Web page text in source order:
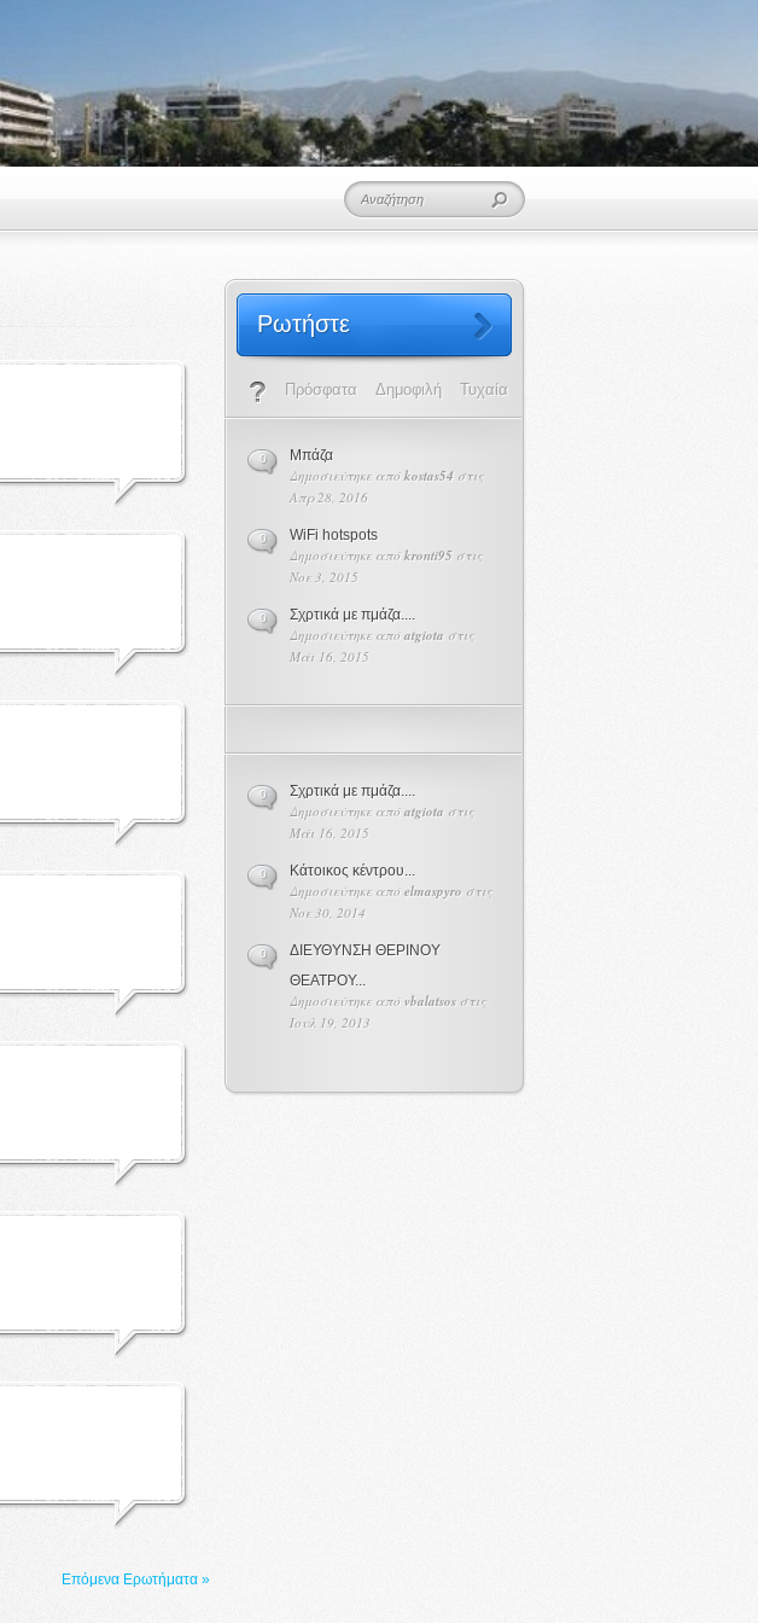
Επόμενα Ερωτήματα »
Ρωτήστε
Πρόσφατα Δημοφιλή Τυχαία
Μπάζα
Δημοσιεύτηκε από kostas54 στις
Απρ 28, 2016
0
WiFi hotspots
Δημοσιεύτηκε από kronti95 στις
Νοε 3, 2015
0
Σχρτικά με πμάζα....
Δημοσιεύτηκε από atgiota στις
Μάι 16, 2015
0
Σχρτικά με πμάζα....
Δημοσιεύτηκε από atgiota στις
Μάι 16, 2015
0
Κάτοικος κέντρου...
Δημοσιεύτηκε από elmaspyro στις
Νοε 30, 2014
0
ΔΙΕΥΘΥΝΣΗ ΘΕΡΙΝΟΥ
ΘΕΑΤΡΟΥ...
Δημοσιεύτηκε από vbalatsos στις
Ιουλ 19, 2013
0